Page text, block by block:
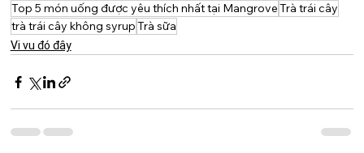
Top 5 món uống được yêu thích nhất tại MangroveTrà trái cây
trà trái cây không syrupTrà sữa
Vi vu đó đây